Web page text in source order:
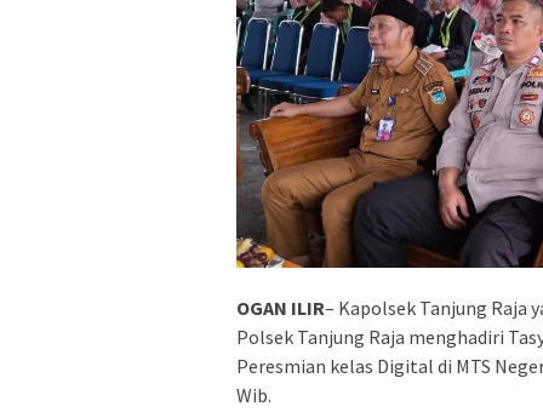
OGAN ILIR– Kapolsek Tanjung Raja
Polsek Tanjung Raja menghadiri
Peresmian kelas Digital di MTS
Wib.